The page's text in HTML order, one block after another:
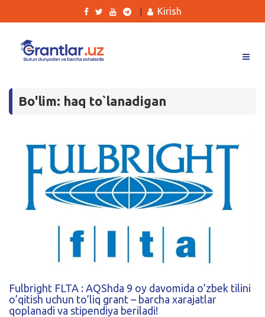
Tanlovlar
Kurslar
Blog
Yana
Kirish
Kirish
Bo'lim: haq to`lanadigan
Fulbright FLTA : AQShda 9 oy davomida o’zbek tilini
o’qitish uchun to’liq grant – barcha xarajatlar
qoplanadi va stipendiya beriladi!